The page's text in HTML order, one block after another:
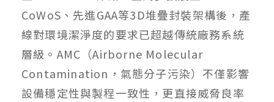
CoWoS、先進GAA等3D堆疊封裝架構後，產
線對環境潔淨度的要求已超越傳統廠務系統
層級。AMC（Airborne Molecular
Contamination，氣態分子污染）不僅影響
設備穩定性與製程一致性，更直接威脅良率